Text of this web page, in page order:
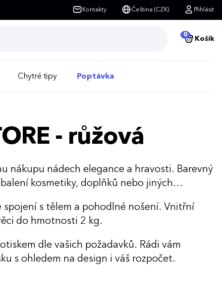
Kontakty Čeština (CZK) Přihlásit
0
Košík
Chytré tipy Poptávka
- růžová
nákupu nádech elegance a hravosti. Barevný
kosmetiky, doplňků nebo jiných
s tělem a pohodlné nošení. Vnitřní
do hmotnosti 2 kg.
dle vašich požadavků. Rádi vám
s ohledem na design i váš rozpočet.